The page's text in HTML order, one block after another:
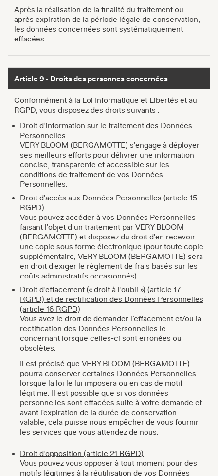
Après la réalisation de la finalité du traitement ou
après expiration de la période légale de conservation,
les données concernées sont systématiquement
effacées.
Article 9 - Droits des personnes concernées
Conformément à la Loi Informatique et Libertés et au
RGPD, vous disposez des droits suivants :
Droit d’information sur le traitement des Données
Personnelles
VERY BLOOM (BERGAMOTTE) s’engage à déployer
ses meilleurs efforts pour délivrer une information
concise, transparente et accessible sur les
conditions de traitement de vos Données
Personnelles.
Droit d’accès aux Données Personnelles (article 15
RGPD)
Vous pouvez accéder à vos Données Personnelles
faisant l’objet d’un traitement par VERY BLOOM
(BERGAMOTTE) et disposez du droit d’en recevoir
une copie sous forme électronique (pour toute copie
supplémentaire, VERY BLOOM (BERGAMOTTE) sera
en droit d’exiger le règlement de frais basés sur les
coûts administratifs occasionnés).
Droit d’effacement (« droit à l’oubli ») (article 17
RGPD) et de rectification des Données Personnelles
(article 16 RGPD)
Vous avez le droit de demander l’effacement et/ou la
rectification des Données Personnelles le
concernant lorsque celles-ci sont erronées ou
obsolètes.
Il est précisé que VERY BLOOM (BERGAMOTTE)
pourra conserver certaines Données Personnelles
lorsque la loi le lui imposera ou en cas de motif
légitime. Il est possible que si vos données
personnelles sont effacées suite à votre demande et
avant l'expiration de la durée de conservation
valable, cela puisse nous empêcher de vous fournir
les services que vous attendez de nous.
Droit d’opposition (article 21 RGPD)
Vous pouvez vous opposer à tout moment pour des
motifs légitimes à la réutilisation de vos Données